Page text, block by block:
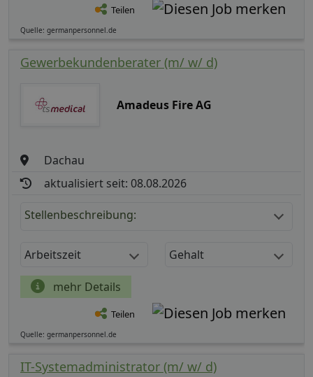
Teilen
Quelle: germanpersonnel.de
Gewerbekundenberater (m/ w/ d)
Amadeus Fire AG
Dachau
aktualisiert seit: 08.08.2026
Stellenbeschreibung:
Arbeitszeit Gehalt
mehr Details
Teilen
Quelle: germanpersonnel.de
IT-Systemadministrator (m/ w/ d)